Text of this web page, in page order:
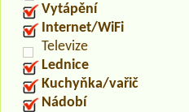
Vytápění
Internet/WiFi
Televize
Lednice
Kuchyňka/vařič
Nádobí